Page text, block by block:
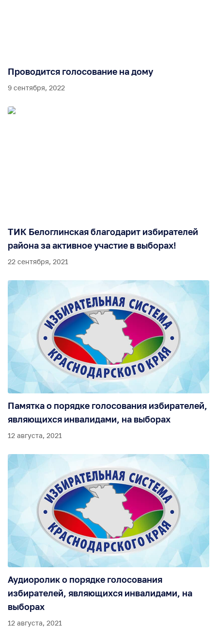
Проводится голосование на дому
9 сентября, 2022
ТИК Белоглинская благодарит избирателей
района за активное участие в выборах!
22 сентября, 2021
Памятка о порядке голосования избирателей,
являющихся инвалидами, на выборах
12 августа, 2021
Аудиоролик о порядке голосования
избирателей, являющихся инвалидами, на
выборах
12 августа, 2021